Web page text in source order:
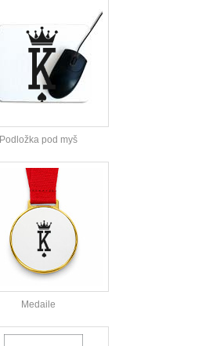
Podložka pod myš
Medaile